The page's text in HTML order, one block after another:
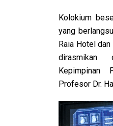
Kolokium
yang
Raia Hotel
dirasmikan
Kepimpinan
Profesor Dr.